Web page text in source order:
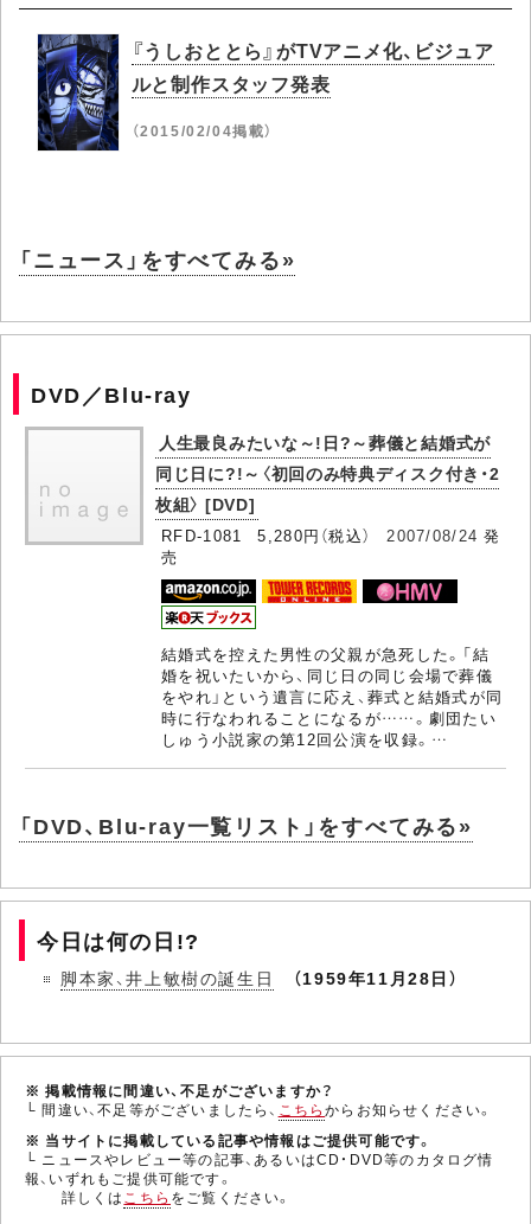
『うしおととら』がTVアニメ化、ビジュア
ルと制作スタッフ発表
（2015/02/04掲載）
「ニュース」をすべてみる»
DVD／Blu-ray
人生最良みたいな～!日?～葬儀と結婚式が
同じ日に?!～〈初回のみ特典ディスク付き・2
枚組〉 [DVD]
RFD-1081 5,280円（税込）2007/08/24 発
売
結婚式を控えた男性の父親が急死した。「結
婚を祝いたいから、同じ日の同じ会場で葬儀
をやれ」という遺言に応え、葬式と結婚式が同
時に行なわれることになるが……。劇団たい
しゅう小説家の第12回公演を収録。…
「DVD、Blu-ray一覧リスト」をすべてみる»
今日は何の日!?
脚本家、井上敏樹の誕生日 （1959年11月28日）
※ 掲載情報に間違い、不足がございますか？
└ 間違い、不足等がございましたら、 こちらからお知らせください。
※ 当サイトに掲載している記事や情報はご提供可能です。
└ ニュースやレビュー等の記事、あるいはCD・DVD等のカタログ情
報、いずれもご提供可能です。
詳しくはこちら をご覧ください。